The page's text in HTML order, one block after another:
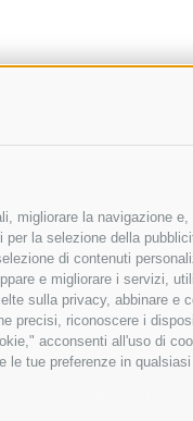
migliorare la navigazione
la selezione della
di contenuti
e migliorare i servizi,
sulla privacy, abbinare e
precisi, riconoscere i
acconsenti all'uso di
tue preferenze in